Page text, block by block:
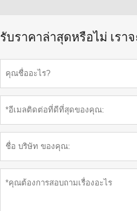
รับราคาล่าสุดหรือไม่ เรา